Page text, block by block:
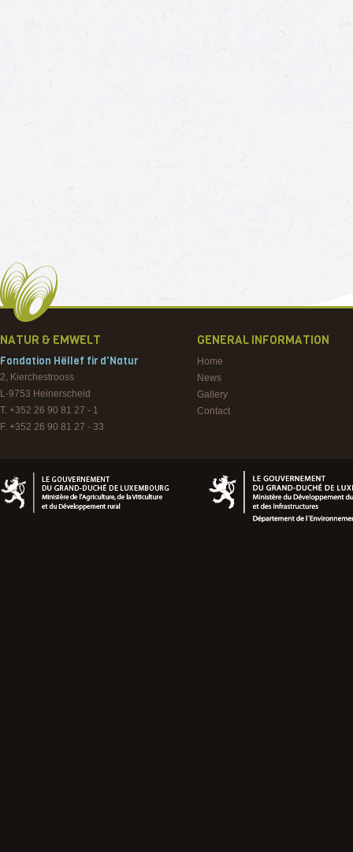
NATUR & EMWELT
Fondation Hëllef fir d'Natur
2, Kierchestrooss
L-9753 Heinerscheid
T. +352 26 90 81 27 - 1
F. +352 26 90 81 27 - 33
GENERAL INFORMATION
Home
News
Gallery
Contact